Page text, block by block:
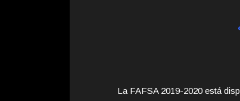
La FAFSA 2019-2020 está